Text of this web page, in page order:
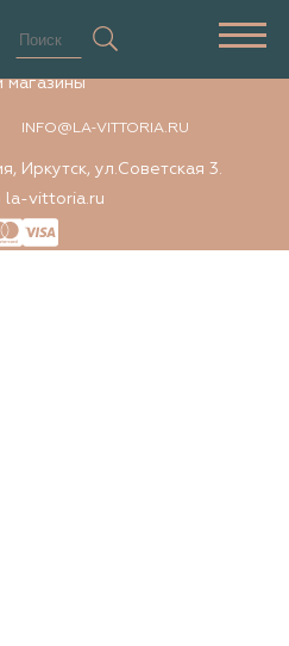
магазины
INFO@LA-VITTORIA.RU
Иркутск, ул.Советская 3.
la-vittoria.ru